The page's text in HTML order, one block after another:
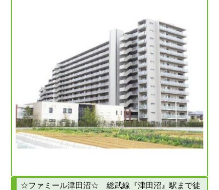
☆ファミール津田沼☆ 総武線『津田沼』駅まで徒